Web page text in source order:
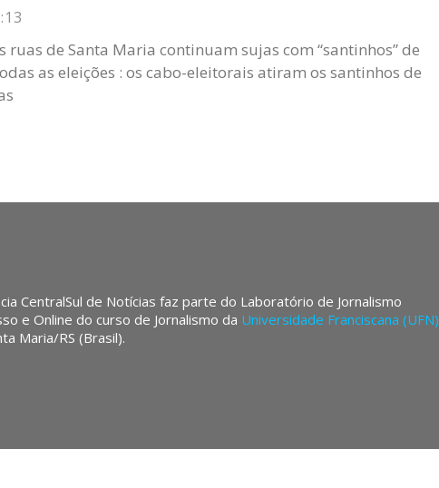
ruas de Santa Maria continuam sujas com “santinhos” de
as eleições : os cabo-eleitorais atiram os santinhos de
CentralSul de Notícias faz parte do Laboratório de Jornalismo
e Online do curso de Jornalismo da Universidade Franciscana (UFN)
Maria/RS (Brasil).